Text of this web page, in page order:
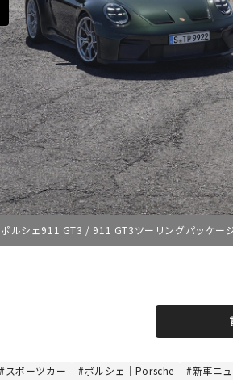
ポルシェ911 GT3 / 911 GT3ツーリングパッケ
8
スポーツカー ポルシェ｜Porsche 新車ニ